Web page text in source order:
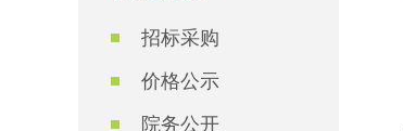
招标采购
价格公示
院务公开